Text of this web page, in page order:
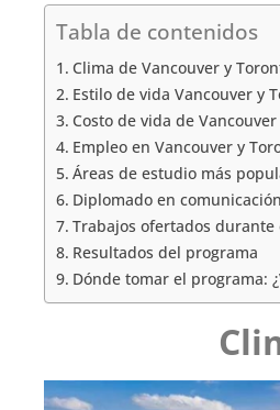
Tabla de contenidos
Clima de Vancouver y
Estilo de vida Vancouver y
Costo de vida de
Empleo en Vancouver y
Áreas de estudio más
Diplomado en
Trabajos ofertados durante
Resultados del programa
Dónde tomar el programa: